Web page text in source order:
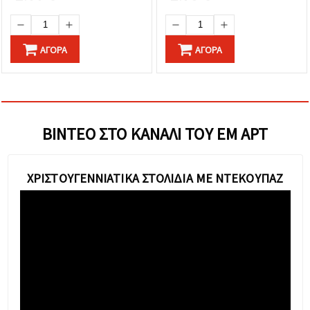
ΑΓΟΡΆ ΑΓΟΡΆ
ΒΊΝΤΕΟ ΣΤΟ ΚΑΝΆΛΙ ΤΟΥ ΕΜ ΑΡΤ
ΧΡΙΣΤΟΥΓΕΝΝΙΆΤΙΚΑ ΣΤΟΛΊΔΙΑ ΜΕ ΝΤΕΚΟΥΠΆΖ